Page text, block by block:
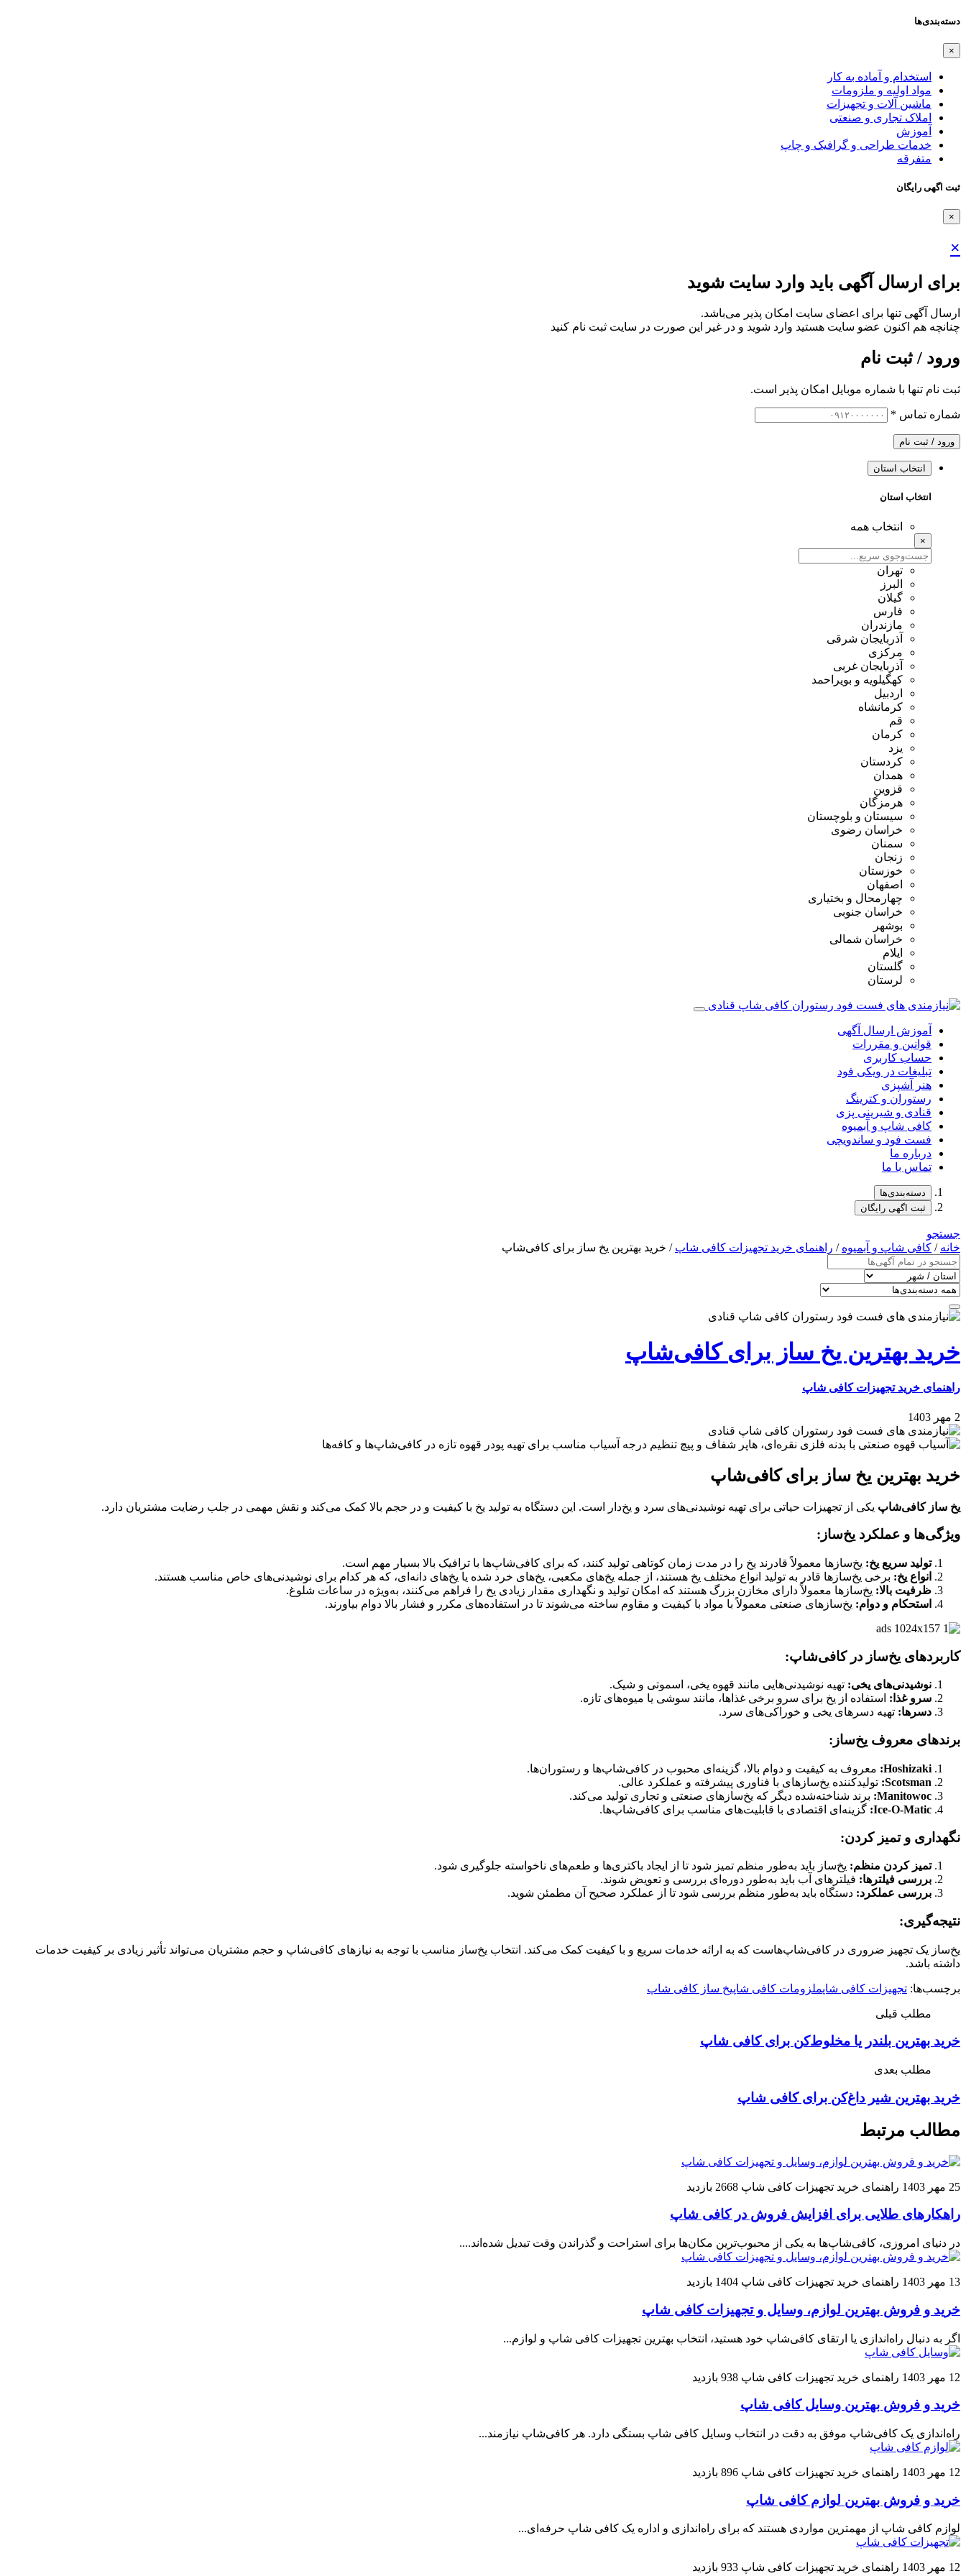
دسته‌بندی‌ها
×
استخدام و آماده به کار
مواد اولیه و ملزومات
ماشین آلات و تجهیزات
املاک تجاری و صنعتی
آموزش
خدمات طراحی و گرافیک و چاپ
متفرقه
ثبت اگهی رایگان
×
×
برای ارسال آگهی باید وارد سایت شوید
ارسال آگهی تنها برای اعضای سایت امکان پذیر می‌باشد.
چنانچه هم‌ اکنون عضو سایت هستید وارد شوید و در غیر این صورت در سایت ثبت نام کنید
ورود / ثبت نام
ثبت نام تنها با شماره موبایل امکان پذیر است.
شماره تماس *
ورود / ثبت نام
انتخاب استان
انتخاب استان
انتخاب همه
×
تهران
البرز
گیلان
فارس
مازندران
آذربایجان شرقی
مرکزی
آذربایجان غربی
کهگیلویه و بویراحمد
اردبیل
کرمانشاه
قم
کرمان
یزد
کردستان
همدان
قزوین
هرمزگان
سیستان و بلوچستان
خراسان رضوی
سمنان
زنجان
خوزستان
اصفهان
چهارمحال و بختیاری
خراسان جنوبی
بوشهر
خراسان شمالی
ایلام
گلستان
لرستان
آموزش ارسال آگهی
قوانین و مقررات
حساب کاربری
تبلیغات در ویکی فود
هنر آشپزی
رستوران و کترینگ
قنادی و شیرینی پزی
کافی شاپ و آبمیوه
فست فود و ساندویچی
درباره ما
تماس با ما
دسته‌بندی‌ها
ثبت اگهی رایگان
جستجو
خانه / کافی شاپ و آبمیوه / راهنمای خرید تجهیزات کافی شاپ / خرید بهترین یخ‌ ساز برای کافی‌شاپ
خرید بهترین یخ‌ ساز برای کافی‌شاپ
راهنمای خرید تجهیزات کافی شاپ
2 مهر 1403
خرید بهترین یخ‌ ساز برای کافی‌شاپ
یخ‌ ساز کافی‌شاپ یکی از تجهیزات حیاتی برای تهیه نوشیدنی‌های سرد و یخ‌دار است. این دستگاه به تولید یخ با کیفیت و در حجم بالا کمک می‌کند و نقش مهمی در جلب رضایت مشتریان دارد.
ویژگی‌ها و عملکرد یخ‌ساز:
تولید سریع یخ: یخ‌سازها معمولاً قادرند یخ را در مدت زمان کوتاهی تولید کنند، که برای کافی‌شاپ‌ها با ترافیک بالا بسیار مهم است.
انواع یخ: برخی یخ‌سازها قادر به تولید انواع مختلف یخ هستند، از جمله یخ‌های مکعبی، یخ‌های خرد شده یا یخ‌های دانه‌ای، که هر کدام برای نوشیدنی‌های خاص مناسب هستند.
ظرفیت بالا: یخ‌سازها معمولاً دارای مخازن بزرگ هستند که امکان تولید و نگهداری مقدار زیادی یخ را فراهم می‌کنند، به‌ویژه در ساعات شلوغ.
استحکام و دوام: یخ‌سازهای صنعتی معمولاً با مواد با کیفیت و مقاوم ساخته می‌شوند تا در استفاده‌های مکرر و فشار بالا دوام بیاورند.
کاربردهای یخ‌ساز در کافی‌شاپ:
نوشیدنی‌های یخی: تهیه نوشیدنی‌هایی مانند قهوه یخی، اسموتی و شیک.
سرو غذا: استفاده از یخ برای سرو برخی غذاها، مانند سوشی یا میوه‌های تازه.
دسرها: تهیه دسرهای یخی و خوراکی‌های سرد.
برندهای معروف یخ‌ساز:
Hoshizaki: معروف به کیفیت و دوام بالا، گزینه‌ای محبوب در کافی‌شاپ‌ها و رستوران‌ها.
Scotsman: تولیدکننده یخ‌سازهای با فناوری پیشرفته و عملکرد عالی.
Manitowoc: برند شناخته‌شده دیگر که یخ‌سازهای صنعتی و تجاری تولید می‌کند.
Ice-O-Matic: گزینه‌ای اقتصادی با قابلیت‌های مناسب برای کافی‌شاپ‌ها.
نگهداری و تمیز کردن:
تمیز کردن منظم: یخ‌ساز باید به‌طور منظم تمیز شود تا از ایجاد باکتری‌ها و طعم‌های ناخواسته جلوگیری شود.
بررسی فیلترها: فیلترهای آب باید به‌طور دوره‌ای بررسی و تعویض شوند.
بررسی عملکرد: دستگاه باید به‌طور منظم بررسی شود تا از عملکرد صحیح آن مطمئن شوید.
نتیجه‌گیری:
یخ‌ساز یک تجهیز ضروری در کافی‌شاپ‌هاست که به ارائه خدمات سریع و با کیفیت کمک می‌کند. انتخاب یخ‌ساز مناسب با توجه به نیازهای کافی‌شاپ و حجم مشتریان می‌تواند تأثیر زیادی بر کیفیت خدمات
داشته باشد.
برچسب‌ها: تجهیزات کافی‌ شاپملزومات کافی شاپیخ‌ ساز کافی‌ شاپ
مطلب قبلی
خرید بهترین بلندر یا مخلوط‌کن برای کافی شاپ
مطلب بعدی
خرید بهترین شیر داغ‌کن برای کافی شاپ
مطالب مرتبط
25 مهر 1403 راهنمای خرید تجهیزات کافی شاپ 2668 بازدید
راهکارهای طلایی برای افزایش فروش در کافی شاپ
در دنیای امروزی، کافی‌شاپ‌ها به یکی از محبوب‌ترین مکان‌ها برای استراحت و گذراندن وقت تبدیل شده‌اند....
13 مهر 1403 راهنمای خرید تجهیزات کافی شاپ 1404 بازدید
خرید و فروش بهترین لوازم، وسایل و تجهیزات کافی شاپ
اگر به دنبال راه‌اندازی یا ارتقای کافی‌شاپ خود هستید، انتخاب بهترین تجهیزات کافی شاپ و لوازم...
12 مهر 1403 راهنمای خرید تجهیزات کافی شاپ 938 بازدید
خرید و فروش بهترین وسایل کافی شاپ
راه‌اندازی یک کافی‌شاپ موفق به دقت در انتخاب وسایل کافی شاپ بستگی دارد. هر کافی‌شاپ نیازمند...
12 مهر 1403 راهنمای خرید تجهیزات کافی شاپ 896 بازدید
خرید و فروش بهترین لوازم کافی شاپ
لوازم کافی شاپ از مهمترین مواردی هستند که برای راه‌اندازی و اداره یک کافی شاپ حرفه‌ای...
12 مهر 1403 راهنمای خرید تجهیزات کافی شاپ 933 بازدید